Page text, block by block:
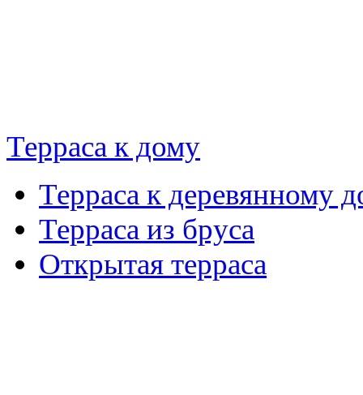
Терраса к дому
Терраса к деревянному
Терраса из бруса
Открытая терраса